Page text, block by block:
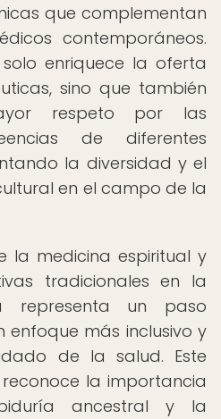
que complementan
contemporáneos.
enriquece la oferta
sino que también
respeto por las
de diferentes
la diversidad y el
en el campo de la
la medicina espiritual y
tradicionales en la
representa un paso
enfoque más inclusivo y
de la salud. Este
la importancia
ancestral y la